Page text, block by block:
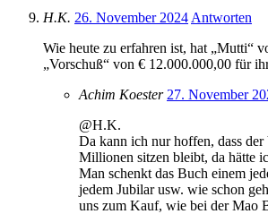
H.K. 26. November 2024 Antworten
Wie heute zu erfahren ist, hat „Mutti“
„Vorschuß“ von € 12.000.000,00 für
Achim Koester 27. November
@H.K.
Da kann ich nur hoffen, dass der
Millionen sitzen bleibt, da hätte
Man schenkt das Buch einem
jedem Jubilar usw. wie schon
uns zum Kauf, wie bei der Mao